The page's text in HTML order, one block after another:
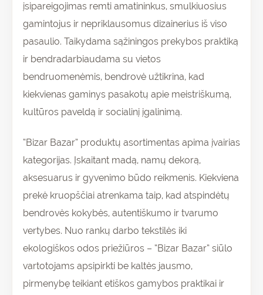
įsipareigojimas remti amatininkus, smulkiuosius
gamintojus ir nepriklausomus dizainerius iš viso
pasaulio. Taikydama sąžiningos prekybos praktiką
ir bendradarbiaudama su vietos
bendruomenėmis, bendrovė užtikrina, kad
kiekvienas gaminys pasakotų apie meistriškumą,
kultūros paveldą ir socialinį įgalinimą.
“Bizar Bazar” produktų asortimentas apima įvairias
kategorijas. Įskaitant madą, namų dekorą,
aksesuarus ir gyvenimo būdo reikmenis. Kiekviena
prekė kruopščiai atrenkama taip, kad atspindėtų
bendrovės kokybės, autentiškumo ir tvarumo
vertybes. Nuo rankų darbo tekstilės iki
ekologiškos odos priežiūros – “Bizar Bazar” siūlo
vartotojams apsipirkti be kaltės jausmo,
pirmenybę teikiant etiškos gamybos praktikai ir